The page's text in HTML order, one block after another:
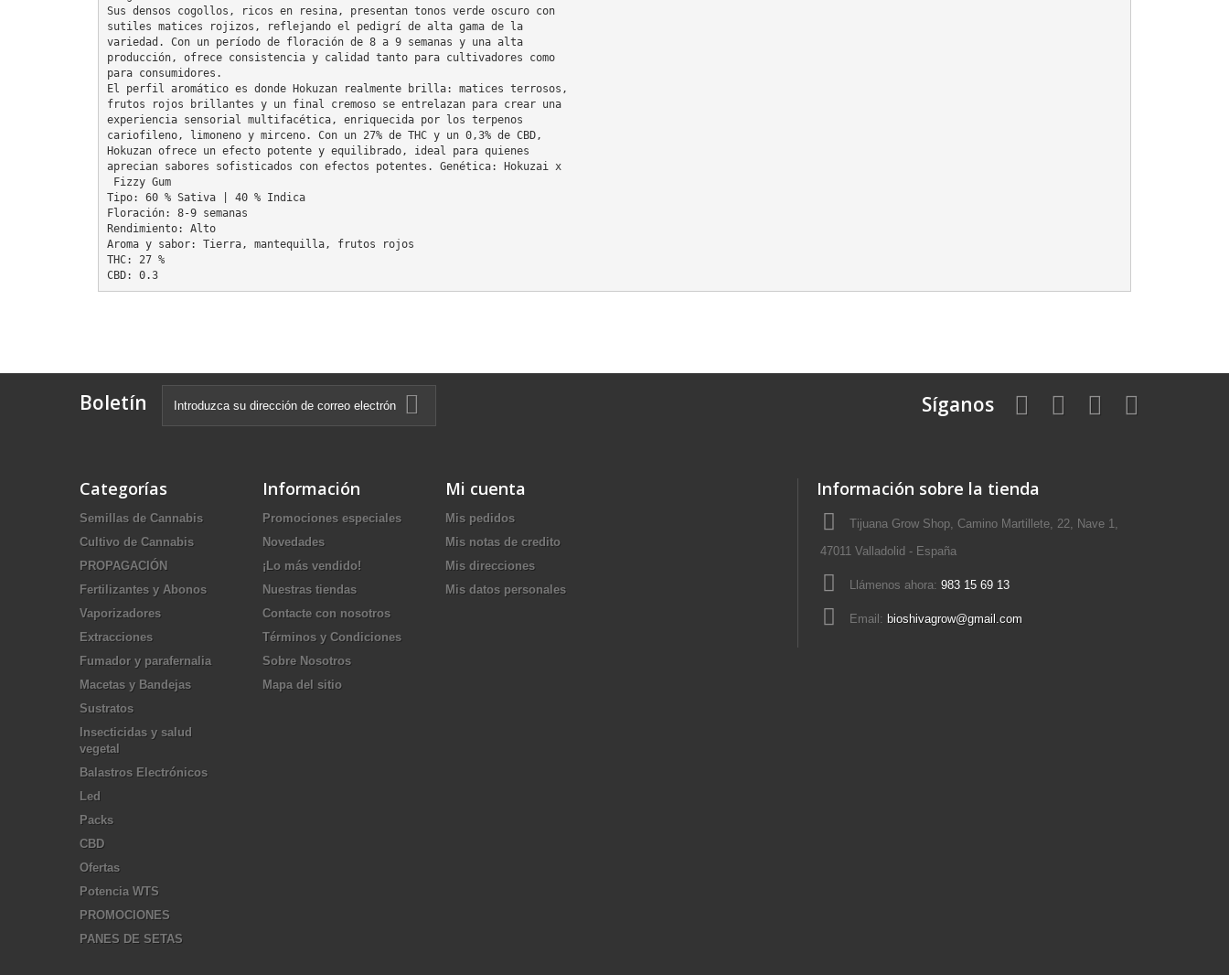
Sus densos cogollos, ricos en resina, presentan tonos verde oscuro con
sutiles matices rojizos, reflejando el pedigrí de alta gama de la
variedad. Con un período de floración de 8 a 9 semanas y una alta
producción, ofrece consistencia y calidad tanto para cultivadores como
para consumidores.
El perfil aromático es donde Hokuzan realmente brilla: matices terrosos,
frutos rojos brillantes y un final cremoso se entrelazan para crear una
experiencia sensorial multifacética, enriquecida por los terpenos
cariofileno, limoneno y mirceno. Con un 27% de THC y un 0,3% de CBD,
Hokuzan ofrece un efecto potente y equilibrado, ideal para quienes
aprecian sabores sofisticados con efectos potentes. Genética: Hokuzai x
Tipo: 60 % Sativa | 40 % Indica
Floración: 8-9 semanas
Rendimiento: Alto
Aroma y sabor: Tierra, mantequilla, frutos rojos
THC: 27 %
CBD: 0.3
Boletín Síganos
Categorías
Semillas de Cannabis
Cultivo de Cannabis
PROPAGACIÓN
Fertilizantes y Abonos
Vaporizadores
Extracciones
Fumador y parafernalia
Macetas y Bandejas
Sustratos
Insecticidas y salud
vegetal
Balastros Electrónicos
Led
Packs
CBD
Ofertas
Potencia WTS
PROMOCIONES
PANES DE SETAS
Información
Promociones especiales
Novedades
¡Lo más vendido!
Nuestras tiendas
Contacte con nosotros
Términos y Condiciones
Sobre Nosotros
Mapa del sitio
Mi cuenta
Mis pedidos
Mis notas de credito
Mis direcciones
Mis datos personales
Información sobre la tienda
Tijuana Grow Shop, Camino Martillete, 22, Nave 1,
47011 Valladolid - España
Llámenos ahora: 983 15 69 13
Email: bioshivagrow@gmail.com